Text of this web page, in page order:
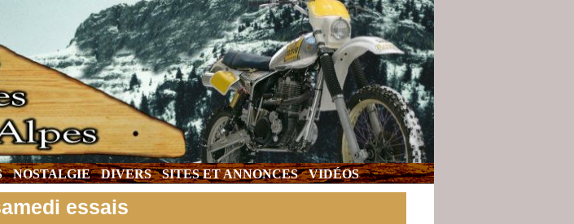
NOSTALGIE DIVERS SITES ET ANNONCES VIDÉOS
essais